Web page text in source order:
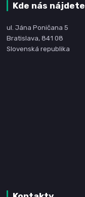
Kde nás nájdete
ul. Jána Poničana 5
Bratislava, 841 08
Slovenská republika